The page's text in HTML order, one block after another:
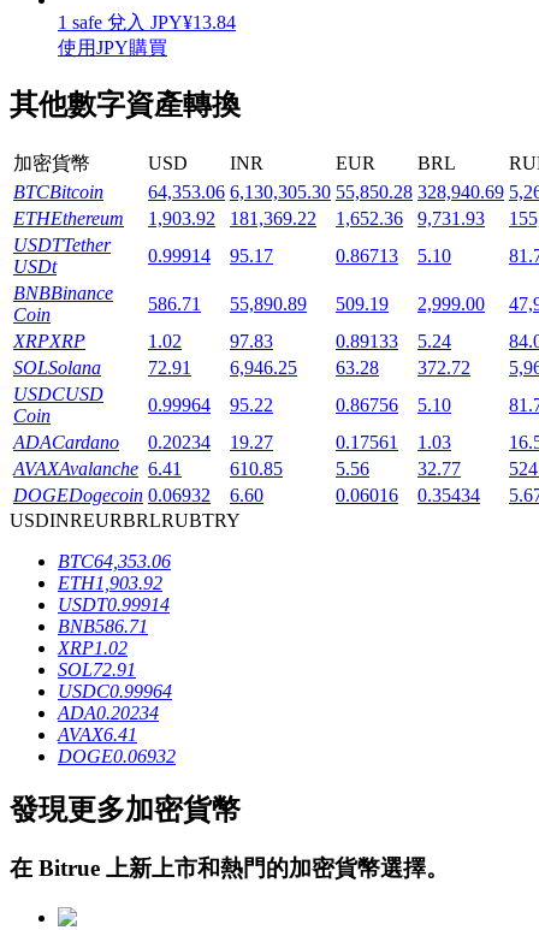
一鍵質押鎖定高收益
鎖倉BTR
輕鬆獲得多重福利
借貸寶
借貸數字貨幣，及時且安全的服務
1 safe 兌入 JPY¥13.84
使用JPY購買
其他數字資產轉換
加密貨幣 USD INR EUR BRL
BTCBitcoin 64,353.06 6,130,305.30 55,850.28 328,940.69
ETHEthereum 1,903.92 181,369.22 1,652.36 9,731.93
USDTTether
USDt
0.99914 95.17 0.86713 5.10
BNBBinance
Coin
586.71 55,890.89 509.19 2,999.00
XRPXRP 1.02 97.83 0.89133 5.24
SOLSolana 72.91 6,946.25 63.28 372.72
USDCUSD
Coin
0.99964 95.22 0.86756 5.10
ADACardano 0.20234 19.27 0.17561 1.03
AVAXAvalanche 6.41 610.85 5.56 32.77
DOGEDogecoin 0.06932 6.60 0.06016 0.35434
USDINREURBRLRUBTRY
BTC64,353.06
ETH1,903.92
USDT0.99914
BNB586.71
XRP1.02
SOL72.91
USDC0.99964
ADA0.20234
AVAX6.41
DOGE0.06932
發現更多加密貨幣
在 Bitrue 上新上市和熱門的加密貨幣選擇。